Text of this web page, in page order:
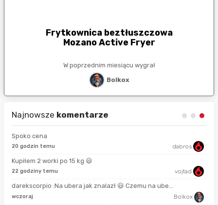
Frytkownica beztłuszczowa
Mozano Active Fryer
W poprzednim miesiącu wygrał
Bolkox
Najnowsze komentarze
Spoko cena
20 godzin temu dabros
Kupiłem 2 worki po 15 kg 😃
22 godziny temu vojtad
darekscorpio :Na ubera jak znalazł 😃 Czemu na ube...
wczoraj Bolkox